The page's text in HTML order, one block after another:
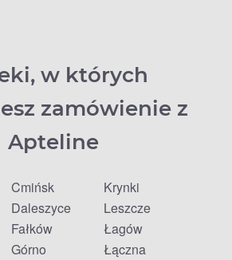
w których
zamówienie z
Apteline
Ćmińsk
Daleszyce
Fałków
Górno
Krynki
Leszcze
Łagów
Łączna